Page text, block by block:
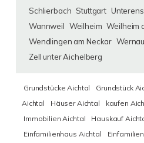
Schlierbach Stuttgart
Wannweil Weilheim Weilheim
Wendlingen am Neckar
Zell unter Aichelberg
Grundstücke Aichtal Grundstück
Aichtal
Häuser Aichtal kaufen
Immobilien Aichtal
Hauskauf
Einfamilienhaus Aichtal